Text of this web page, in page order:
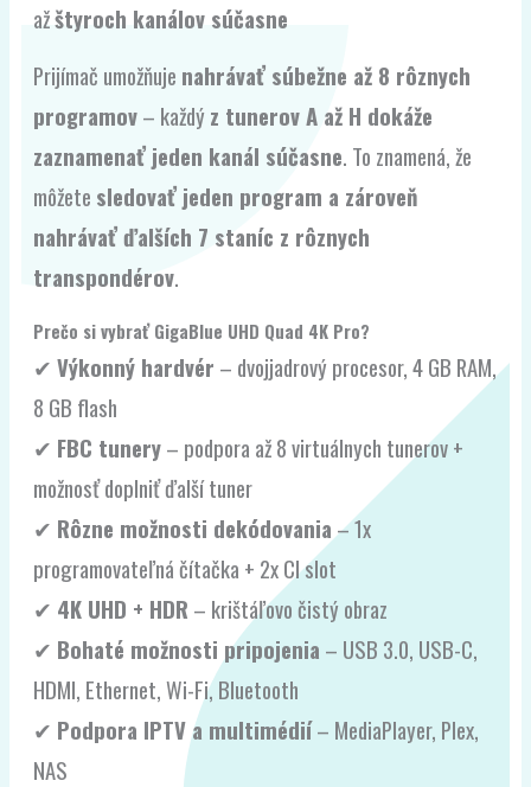
ažštyroch kanálov súčasne
Prijímač umožňuje nahrávať súbežne až 8 rôznych
programov– každýz tunerov A až H dokáže
zaznamenať jeden kanál súčasne. To znamená, že
môžete sledovať jeden program a zároveň
nahrávať ďalších 7 staníc z rôznych
transpondérov.
Prečo si vybrať GigaBlue UHD Quad 4K Pro?
✔ Výkonný hardvér – dvojjadrový procesor, 4 GB RAM,
8 GB flash
✔ FBC tunery– podpora až 8 virtuálnych tunerov +
možnosť doplniť ďalší tuner
✔ Rôzne možnosti dekódovania– 1x
programovateľná čítačka + 2x CI slot
✔ 4K UHD + HDR – krištáľovo čistý obraz
✔ Bohaté možnosti pripojenia – USB 3.0, USB-C,
HDMI, Ethernet, Wi-Fi, Bluetooth
✔ Podpora IPTV a multimédií– MediaPlayer, Plex,
NAS